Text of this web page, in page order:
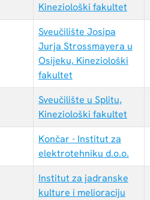
Kineziološki fakultet
Sveučilište Josipa
Jurja Strossmayera u
Osijeku, Kineziološki
fakultet
Sveučilište u Splitu,
Kineziološki fakultet
Končar - Institut za
elektrotehniku d.o.o.
Institut za jadranske
kulture i melioraciju